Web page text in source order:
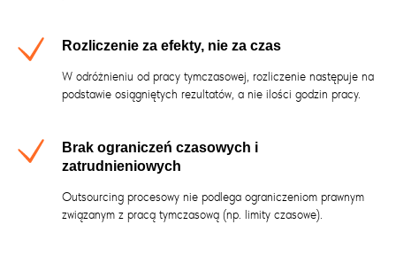
Rozliczenie za efekty, nie za czas
W odróżnieniu od pracy tymczasowej, rozliczenie następuje na
podstawie osiągniętych rezultatów, a nie ilości godzin pracy.
Brak ograniczeń czasowych i
zatrudnieniowych
Outsourcing procesowy nie podlega ograniczeniom prawnym
związanym z pracą tymczasową (np. limity czasowe).